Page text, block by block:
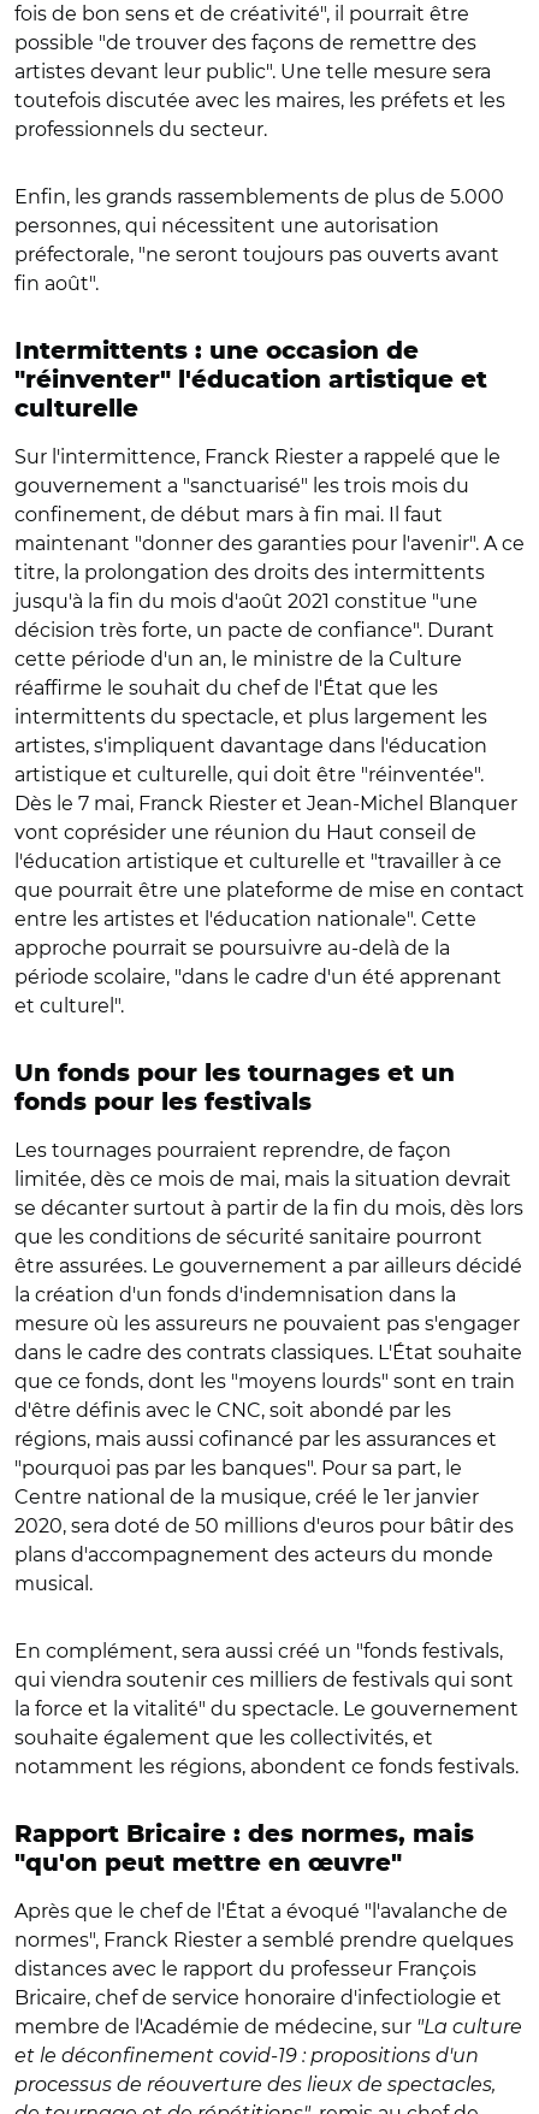
fois de bon sens et de créativité", il pourrait être
possible "de trouver des façons de remettre des
artistes devant leur public". Une telle mesure sera
toutefois discutée avec les maires, les préfets et les
professionnels du secteur.
Enfin, les grands rassemblements de plus de 5.000
personnes, qui nécessitent une autorisation
préfectorale, "ne seront toujours pas ouverts avant
fin août".
ntermittents : une occasion de
"réinventer" l'éducation artistique et
culturelle
Sur l'intermittence, Franck Riester a rappelé que le
gouvernement a "sanctuarisé" les trois mois du
confinement, de début mars à fin mai. Il faut
maintenant "donner des garanties pour l'avenir". A ce
titre, la prolongation des droits des intermittents
jusqu'à la fin du mois d'août 2021 constitue "une
décision très forte, un pacte de confiance". Durant
cette période d'un an, le ministre de la Culture
réaffirme le souhait du chef de l'État que les
intermittents du spectacle, et plus largement les
artistes, s'impliquent davantage dans l'éducation
artistique et culturelle, qui doit être "réinventée".
Dès le 7 mai, Franck Riester et Jean-Michel Blanquer
vont coprésider une réunion du Haut conseil de
l'éducation artistique et culturelle et "travailler à ce
que pourrait être une plateforme de mise en contact
entre les artistes et l'éducation nationale". Cette
approche pourrait se poursuivre au-delà de la
période scolaire, "dans le cadre d'un été apprenant
et culturel".
Un fonds pour les tournages et un
fonds pour les festivals
Les tournages pourraient reprendre, de façon
limitée, dès ce mois de mai, mais la situation devrait
se décanter surtout à partir de la fin du mois, dès lors
que les conditions de sécurité sanitaire pourront
être assurées. Le gouvernement a par ailleurs décidé
la création d'un fonds d'indemnisation dans la
mesure où les assureurs ne pouvaient pas s'engager
dans le cadre des contrats classiques. L'État souhaite
que ce fonds, dont les "moyens lourds" sont en train
d'être définis avec le CNC, soit abondé par les
régions, mais aussi cofinancé par les assurances et
"pourquoi pas par les banques". Pour sa part, le
Centre national de la musique, créé le 1er janvier
2020, sera doté de 50 millions d'euros pour bâtir des
plans d'accompagnement des acteurs du monde
musical.
En complément, sera aussi créé un "fonds festivals,
qui viendra soutenir ces milliers de festivals qui sont
la force et la vitalité" du spectacle. Le gouvernement
souhaite également que les collectivités, et
notamment les régions, abondent ce fonds festivals.
Rapport Bricaire : des normes, mais
"qu'on peut mettre en œuvre"
Après que le chef de l'État a évoqué "l'avalanche de
normes", Franck Riester a semblé prendre quelques
distances avec le rapport du professeur François
Bricaire, chef de service honoraire d'infectiologie et
membre de l'Académie de médecine, sur "La culture
et le déconfinement covid-19 : propositions d'un
processus de réouverture des lieux de spectacles,